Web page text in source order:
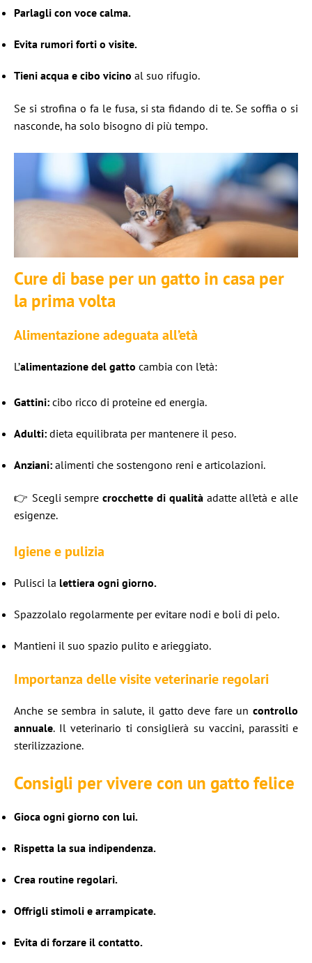
Parlagli con voce calma.
Evita rumori forti o visite.
Tieni acqua e cibo vicino al suo rifugio.
Se si strofina o fa le fusa, si sta fidando di te. Se soffia o si
nasconde, ha solo bisogno di più tempo.
Cure di base per un gatto in casa per
la prima volta
Alimentazione adeguata all’età
L’alimentazione del gatto cambia con l’età:
Gattini: cibo ricco di proteine ed energia.
Adulti: dieta equilibrata per mantenere il peso.
Anziani: alimenti che sostengono reni e articolazioni.
👉 Scegli semprecrocchette di qualitàadatte all’età e alle
esigenze.
Igiene e pulizia
Pulisci la lettiera ogni giorno.
Spazzolalo regolarmente per evitare nodi e boli di pelo.
Mantieni il suo spazio pulito e arieggiato.
Importanza delle visite veterinarie regolari
Anche se sembra in salute, il gatto deve fare un controllo
annuale. Il veterinario ti consiglierà su vaccini, parassiti e
sterilizzazione.
Consigli per vivere con un gatto felice
Gioca ogni giorno con lui.
Rispetta la sua indipendenza.
Crea routine regolari.
Offrigli stimoli e arrampicate.
Evita di forzare il contatto.